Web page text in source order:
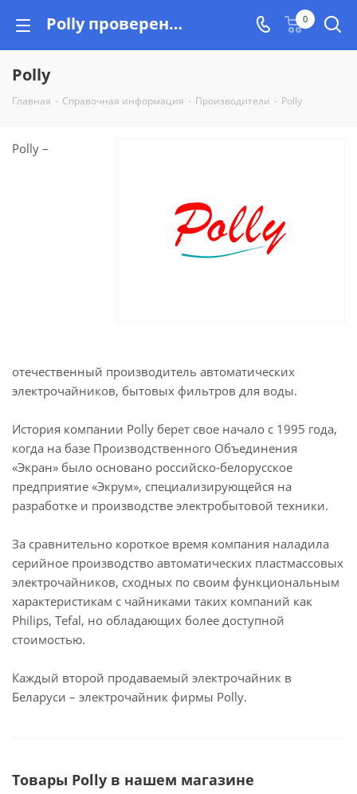
Polly проверенный производитель, качество гарантировано! 0
Polly
Главная - Справочная информация - Производители - Polly
Polly –
отечественный производитель автоматических
электрочайников, бытовых фильтров для воды.
История компании Polly берет свое начало с 1995 года,
когда на базе Производственного Объединения
«Экран» было основано российско-белорусское
предприятие «Экрум», специализирующейся на
разработке и производстве электробытовой техники.
За сравнительно короткое время компания наладила
серийное производство автоматических пластмассовых
электрочайников, сходных по своим функциональным
характеристикам с чайниками таких компаний как
Philips, Tefal, но обладающих более доступной
стоимостью.
Каждый второй продаваемый электрочайник в
Беларуси – электрочайник фирмы Polly.
Товары Polly в нашем магазине